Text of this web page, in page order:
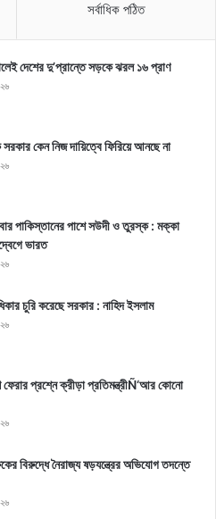
সর্বাধিক পঠিত
দেশের দু’প্রান্তে সড়কে ঝরল ১৬ প্রাণ
সরকার কেন নিজ দায়িত্বে ফিরিয়ে আনছে না
পাকিস্তানের পাশে সউদী ও তুরস্ক : মক্কা
ভারত
চুরি করেছে সরকার : নাহিদ ইসলাম
ফেরার প্রশ্নে ক্রীড়া প্রতিমন্ত্রীÑ‘আর কোনো
বিরুদ্ধে নৈরাজ্য ষড়যন্ত্রের অভিযোগ তদন্তে